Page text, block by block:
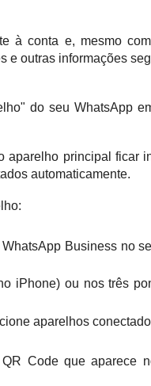
à conta e, mesmo
e outras informações
do seu WhatsApp
aparelho principal ficar
automaticamente.
Business no
iPhone) ou nos três
aparelhos
Code que aparece